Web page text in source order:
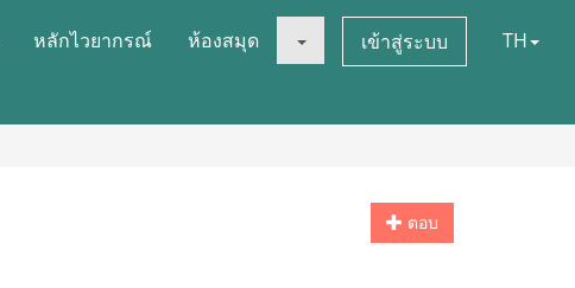
หลักไวยากรณ์ ห้องสมุด เข้าสู่ระบบ TH
ตอบ